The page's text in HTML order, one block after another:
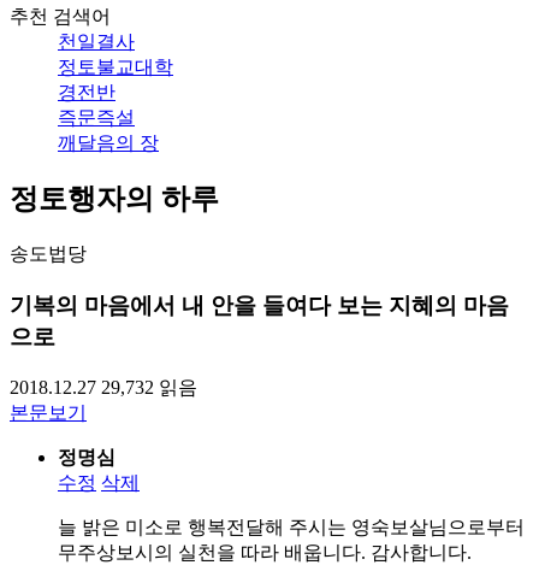
추천 검색어
천일결사
정토불교대학
경전반
즉문즉설
깨달음의 장
정토행자의 하루
송도법당
기복의 마음에서 내 안을 들여다 보는 지혜의 마음
으로
2018.12.27 29,732 읽음
본문보기
정명심
수정 삭제
늘 밝은 미소로 행복전달해 주시는 영숙보살님으로부터
무주상보시의 실천을 따라 배웁니다. 감사합니다.